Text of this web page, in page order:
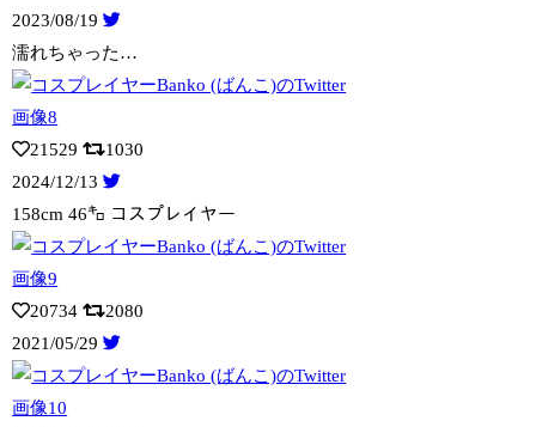
2023/08/19
濡れちゃった…
21529
1030
2024/12/13
158cm 46㌔ コスプレイヤー
20734
2080
2021/05/29